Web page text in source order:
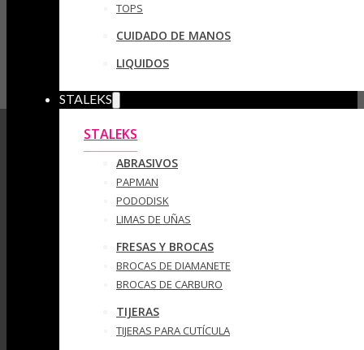
TOPS
CUIDADO DE MANOS
LIQUIDOS
STALEKS
STALEKS
ABRASIVOS
PAPMAN
PODODISK
LIMAS DE UÑAS
FRESAS Y BROCAS
BROCAS DE DIAMANETE
BROCAS DE CARBURO
TIJERAS
TIJERAS PARA CUTÍCULA